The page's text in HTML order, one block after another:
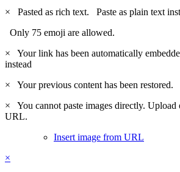
×
Pasted as rich text. Paste as plain text
Only 75 emoji are allowed.
×
Your link has been automatically
instead
×
Your previous content has been restored.
×
You cannot paste images directly. Upload
URL.
Insert image from URL
×